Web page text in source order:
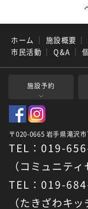
ホーム ｜ 施設概要 ｜
市民活動 ｜ Q&A ｜
施設予約
〒020-0665 岩手県滝沢
TEL：019-
（コミュニティ
TEL：019-
（たきざわキッ